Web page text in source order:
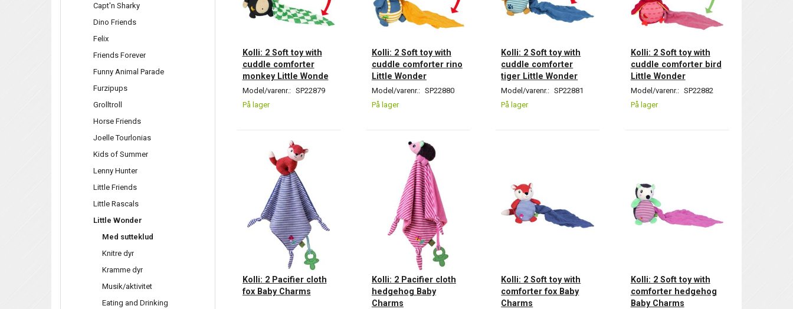
Capt'n Sharky
Dino Friends
Felix
Friends Forever
Funny Animal Parade
Furzipups
Grolltroll
Horse Friends
Joelle Tourlonias
Kids of Summer
Lenny Hunter
Little Friends
Little Rascals
Little Wonder
Med sutteklud
Knitre dyr
Kramme dyr
Musik/aktivitet
Eating and Drinking
Kolli: 2 Soft toy with
cuddle comforter
monkey Little Wonde
Model/varenr.: SP22879
På lager
Kolli: 2 Soft toy with
cuddle comforter rino
Little Wonder
Model/varenr.: SP22880
På lager
Kolli: 2 Soft toy with
cuddle comforter
tiger Little Wonder
Model/varenr.: SP22881
På lager
Kolli: 2 Soft toy with
cuddle comforter bird
Little Wonder
Model/varenr.: SP22882
På lager
Kolli: 2 Pacifier cloth
fox Baby Charms
Kolli: 2 Pacifier cloth
hedgehog Baby
Charms
Kolli: 2 Soft toy with
comforter fox Baby
Charms
Kolli: 2 Soft toy with
comforter hedgehog
Baby Charms